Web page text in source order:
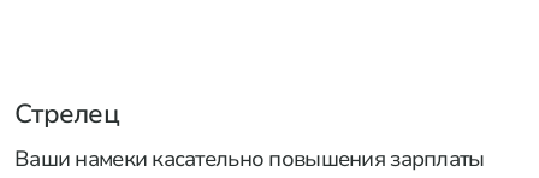
Стрелец
Ваши намеки касательно повышения зарплаты